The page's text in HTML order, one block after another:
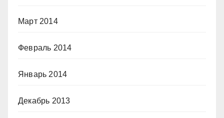
Март 2014
Февраль 2014
Январь 2014
Декабрь 2013